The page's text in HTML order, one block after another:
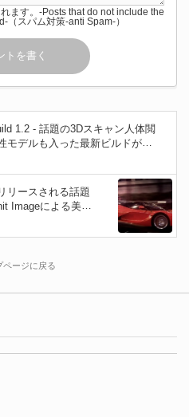
ます。-Posts that do not include the
スパム対策-anti Spam-）
1.2 - 話題の3Dスキャン人体閲
モデルも入った最新ビルドが体
リースされる話題
Imageによる美麗
ページに戻る